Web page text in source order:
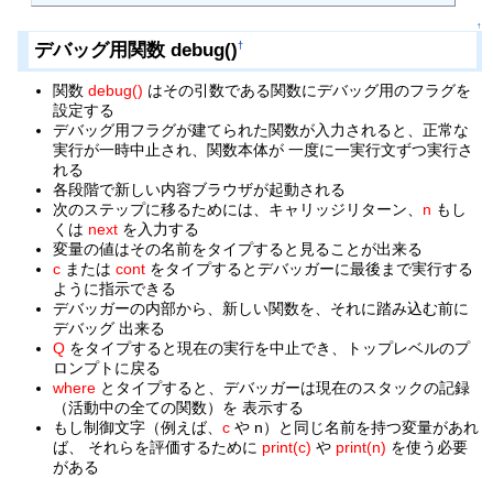
↑
デバッグ用関数 debug()†
関数debug() はその引数である関数にデバッグ用のフラグを
設定する
デバッグ用フラグが建てられた関数が入力されると、正常な
実行が一時中止され、関数本体が 一度に一実行文ずつ実行さ
れる
各段階で新しい内容ブラウザが起動される
次のステップに移るためには、キャリッジリターン、 n もし
くは next を入力する
変量の値はその名前をタイプすると見ることが出来る
c またはcont をタイプするとデバッガーに最後まで実行する
ように指示できる
デバッガーの内部から、新しい関数を、それに踏み込む前に
デバッグ 出来る
Q をタイプすると現在の実行を中止でき、トップレベルのプ
ロンプトに戻る
where とタイプすると、デバッガーは現在のスタックの記録
（活動中の全ての関数）を 表示する
もし制御文字（例えば、c や n）と同じ名前を持つ変量があれ
ば、 それらを評価するために print(c) や print(n) を使う必要
がある